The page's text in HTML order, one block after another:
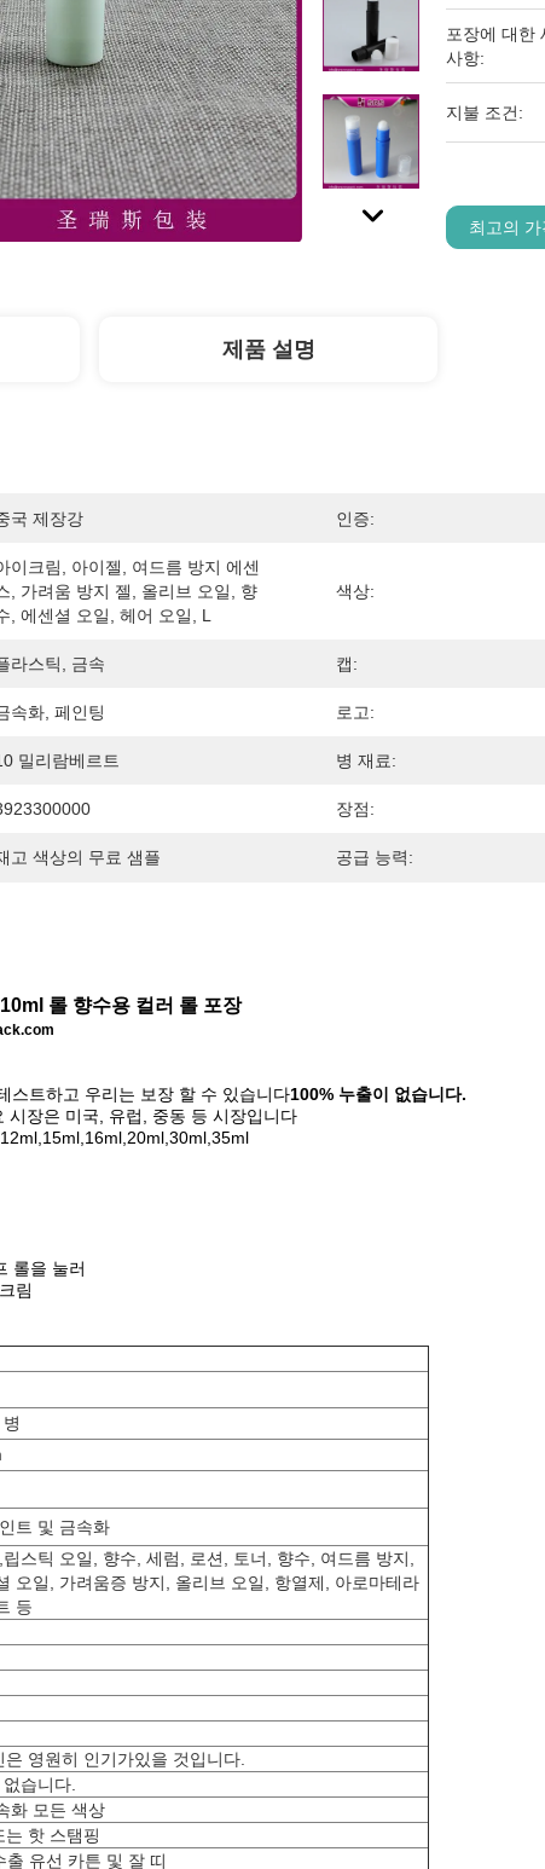
포장에 대한
사항:
지불 조건:
최고의 가
제품 설명
국 제장강 인증:
이크림, 아이젤, 여드름 방지 에센
, 가려움 방지 젤, 올리브 오일, 향
, 에센셜 오일, 헤어 오일, L
색상:
라스틱, 금속 캡:
속화, 페인팅 로고:
밀리람베르트 병 재료:
장점:
고 색상의 무료 샘플 공급 능력:
롤 향수용 컬러 롤 포장
스트하고 우리는 보장 할 수 있습니다100% 누출이 없습니다.
시장은 미국, 유럽, 중동 등 시장입니다
롤을 눌러
림
트 및 금속화
스틱 오일, 향수, 세럼, 로션, 토너, 향수, 여드름 방지,
오일, 가려움증 방지, 올리브 오일, 항열제, 아로마테라
등
은 영원히 인기가있을 것입니다.
습니다.
화 모든 색상
는 핫 스탬핑
출 유선 카튼 및 잘 띠